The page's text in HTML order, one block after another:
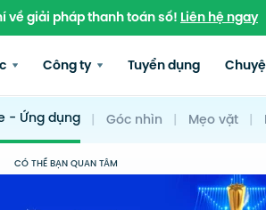
về giải pháp thanh toán số!Liên hệ ngay
Công ty Tuyển dụng
- Ứng dụng | Góc nhìn | Mẹo vặt |
CÓ THỂ BẠN QUAN TÂM